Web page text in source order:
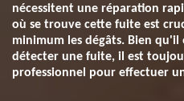
nécessitent une réparation
où se trouve cette fuite est
minimum les dégâts. Bien
détecter une fuite, il est
professionnel pour effectuer